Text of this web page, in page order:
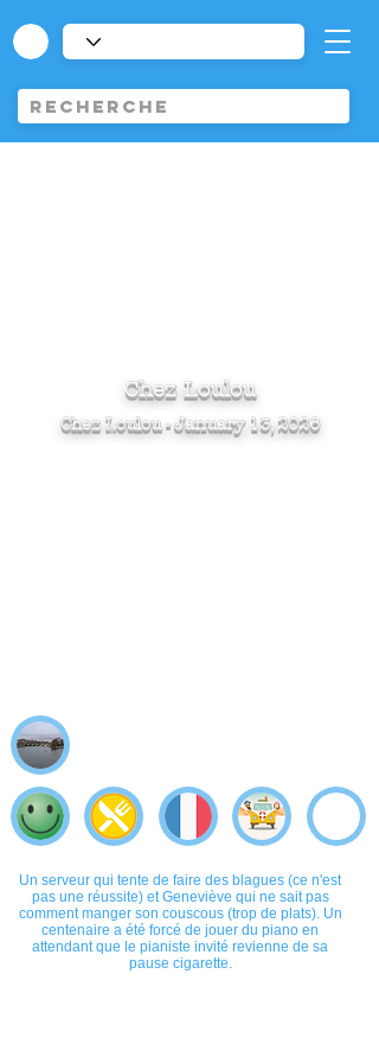
Chez Loulou
Chez Loulou - January 13, 2026
Un serveur qui tente de faire des blagues (ce n'est
pas une réussite) et Geneviève qui ne sait pas
comment manger son couscous (trop de plats). Un
centenaire a été forcé de jouer du piano en
attendant que le pianiste invité revienne de sa
pause cigarette.